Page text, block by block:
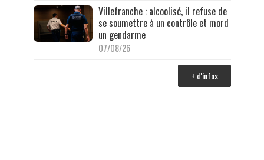
Villefranche : alcoolisé, il refuse de
se soumettre à un contrôle et mord
un gendarme
07/08/26
+ d'infos